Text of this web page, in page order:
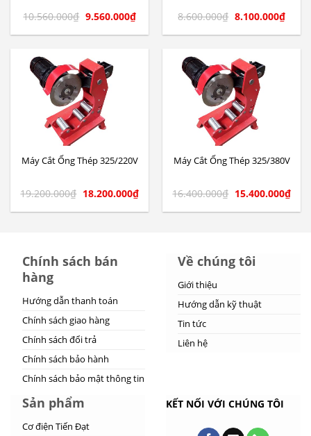
10.560.000₫ 9.560.000₫ 8.600.000₫ 8.100.000₫
Máy Cắt Ống Thép 325/220V
19.200.000₫ 18.200.000₫
Máy Cắt Ống Thép 325/380V
16.400.000₫ 15.400.000₫
Chính sách bán
hàng
Hướng dẫn thanh toán
Chính sách giao hàng
Chính sách đổi trả
Chính sách bảo hành
Chính sách bảo mật thông tin
Về chúng tôi
Giới thiệu
Hướng dẫn kỹ thuật
Tin tức
Liên hệ
Sản phẩm
Cơ điện Tiến Đạt
KẾT NỐI VỚI CHÚNG TÔI